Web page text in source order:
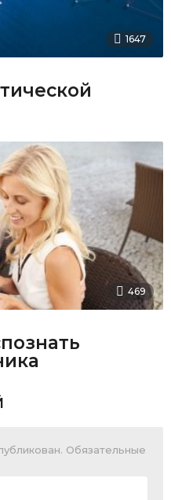
1647
469
Обязательные